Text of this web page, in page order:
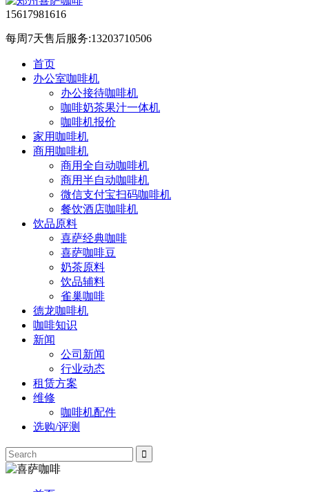
15617981616
每周7天售后服务:13203710506
首页
办公室咖啡机
办公接待咖啡机
咖啡奶茶果汁一体机
咖啡机报价
家用咖啡机
商用咖啡机
商用全自动咖啡机
商用半自动咖啡机
微信支付宝扫码咖啡机
餐饮酒店咖啡机
饮品原料
喜萨经典咖啡
喜萨咖啡豆
奶茶原料
饮品辅料
雀巢咖啡
德龙咖啡机
咖啡知识
新闻
公司新闻
行业动态
租赁方案
维修
咖啡机配件
选购/评测